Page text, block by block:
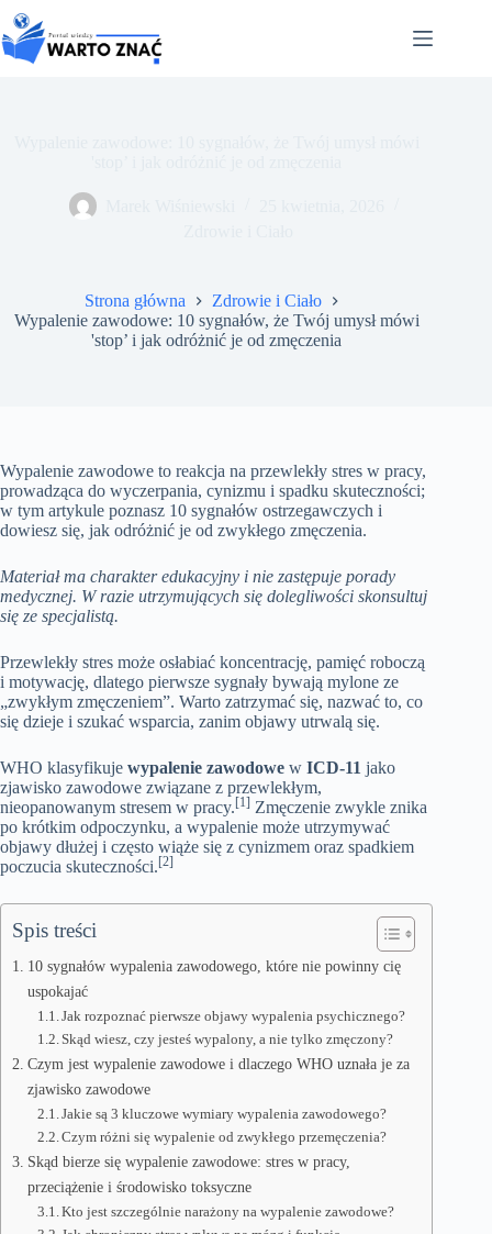
do
treści
Strona główna
Zdrowie i Ciało
Wypalenie zawodowe: 10 sygnałów, że Twój umysł mówi
'stop’ i jak odróżnić je od zmęczenia
Wypalenie zawodowe to reakcja na przewlekły stres w pracy,
prowadząca do wyczerpania, cynizmu i spadku skuteczności;
w tym artykule poznasz 10 sygnałów ostrzegawczych i
dowiesz się, jak odróżnić je od zwykłego zmęczenia.
Materiał ma charakter edukacyjny i nie zastępuje porady
medycznej. W razie utrzymujących się dolegliwości skonsultuj
się ze specjalistą.
Przewlekły stres może osłabiać koncentrację, pamięć roboczą
i motywację, dlatego pierwsze sygnały bywają mylone ze
„zwykłym zmęczeniem”. Warto zatrzymać się, nazwać to, co
się dzieje i szukać wsparcia, zanim objawy utrwalą się.
WHO klasyfikuje wypalenie zawodowe w ICD‑11 jako
zjawisko zawodowe związane z przewlekłym,
nieopanowanym stresem w pracy.[1] Zmęczenie zwykle znika
po krótkim odpoczynku, a wypalenie może utrzymywać
objawy dłużej i często wiąże się z cynizmem oraz spadkiem
poczucia skuteczności.[2]
Spis treści
10 sygnałów wypalenia zawodowego, które nie powinny cię
uspokajać
Jak rozpoznać pierwsze objawy wypalenia psychicznego?
Skąd wiesz, czy jesteś wypalony, a nie tylko zmęczony?
Czym jest wypalenie zawodowe i dlaczego WHO uznała je za
zjawisko zawodowe
Jakie są 3 kluczowe wymiary wypalenia zawodowego?
Czym różni się wypalenie od zwykłego przemęczenia?
Skąd bierze się wypalenie zawodowe: stres w pracy,
przeciążenie i środowisko toksyczne
Kto jest szczególnie narażony na wypalenie zawodowe?